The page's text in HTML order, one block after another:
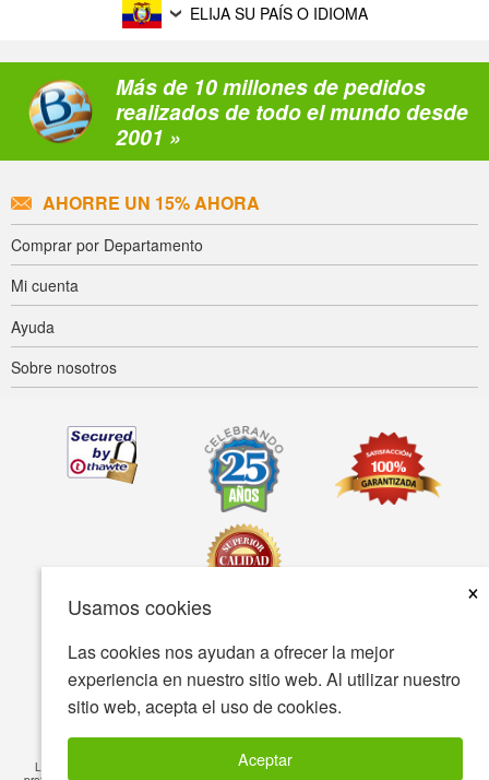
Usamos cookies
×
Las cookies nos ayudan a ofrecer la mejor
experiencia en nuestro sitio web. Al utilizar nuestro
sitio web, acepta el uso de cookies.
Aceptar
ELIJA SU PAÍS O IDIOMA
Más de 10 millones de pedidos
realizados de todo el mundo desde
2001 »
AHORRE UN 15% AHORA
Comprar por Departamento
Mi cuenta
Ayuda
Sobre nosotros
Accesibilidad Condiciones de uso Política de privacidad
© Copyright 2001-2026 BIOVEA Todos los derechos reservados
La información proporcionada en este sitio está destinada a fines informativos y no